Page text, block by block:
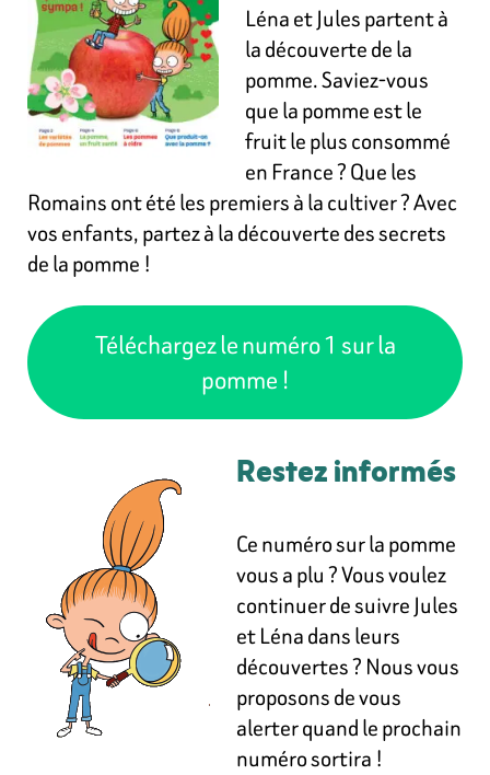
Léna et Jules partent à
la découverte de la
pomme. Saviez-vous
que la pomme est le
fruit le plus consommé
en France ? Que les
Romains ont été les premiers à la cultiver ? Avec
vos enfants, partez à la découverte des secrets
de la pomme !
Téléchargez le numéro 1 sur la
pomme !
Restez informés
Ce numéro sur la pomme
vous a plu ? Vous voulez
continuer de suivre Jules
et Léna dans leurs
découvertes ? Nous vous
proposons de vous
alerter quand le prochain
numéro sortira !